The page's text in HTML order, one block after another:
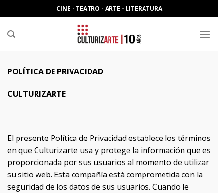
to
content
CINE - TEATRO - ARTE - LITERATURA
POLÍTICA DE PRIVACIDAD
CULTURIZARTE
El presente Política de Privacidad establece los términos
en que Culturizarte usa y protege la información que es
proporcionada por sus usuarios al momento de utilizar
su sitio web. Esta compañía está comprometida con la
seguridad de los datos de sus usuarios. Cuando le